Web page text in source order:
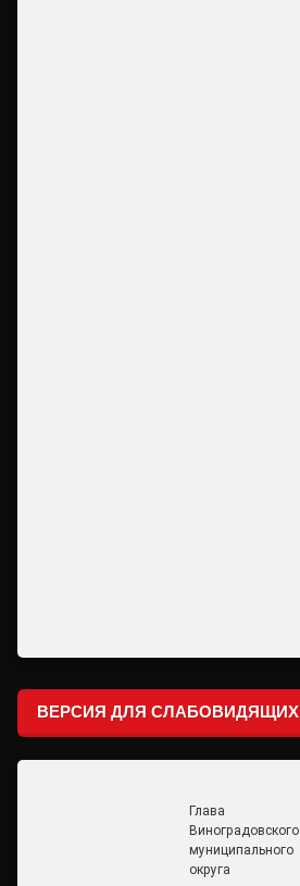
ВЕРСИЯ ДЛЯ СЛАБОВИДЯЩИХ
Глава
Виноградовского
муниципального
округа